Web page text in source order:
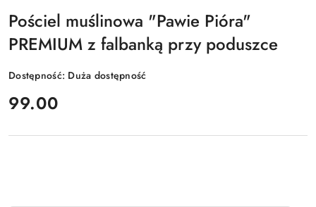
Pościel muślinowa "Pawie Pióra"
PREMIUM z falbanką przy poduszce
Dostępność: Duża dostępność
cena:
99.00